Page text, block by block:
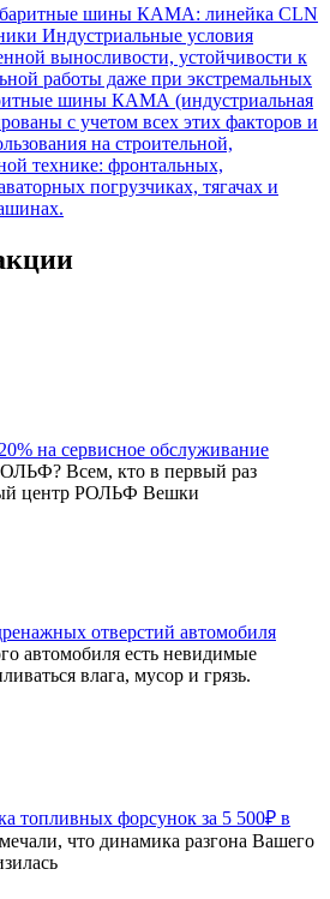
шины КАМА: линейка CLN
Индустриальные условия
выносливости, устойчивости к
работы даже при экстремальных
шины КАМА (индустриальная
с учетом всех этих факторов и
на строительной,
технике: фронтальных,
погрузчиках, тягачах и
на сервисное обслуживание
Всем, кто в первый раз
центр РОЛЬФ Вешки
отверстий автомобиля
автомобиля есть невидимые
влага, мусор и грязь.
топливных форсунок за 5 500₽ в
что динамика разгона Вашего